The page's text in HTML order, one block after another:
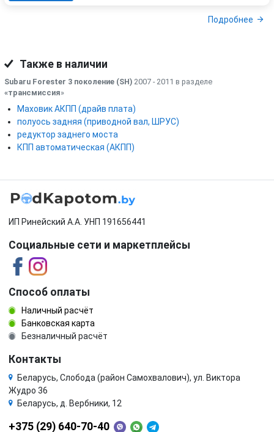
Подробнее
Также в наличии
Subaru Forester 3 поколение (SH) 2007 - 2011 в разделе
«трансмиссия»
Маховик АКПП (драйв плата)
полуось задняя (приводной вал, ШРУС)
редуктор заднего моста
КПП автоматическая (АКПП)
ИП Ринейский А.А. УНП 191656441
Социальные сети и маркетплейсы
Способ оплаты
Наличный расчёт
Банковская карта
Безналичный расчёт
Контакты
Беларусь, Слобода (район Самохвалович), ул. Виктора
Жудро 36
Беларусь, д. Вербники, 12
+375 (29) 640-70-40